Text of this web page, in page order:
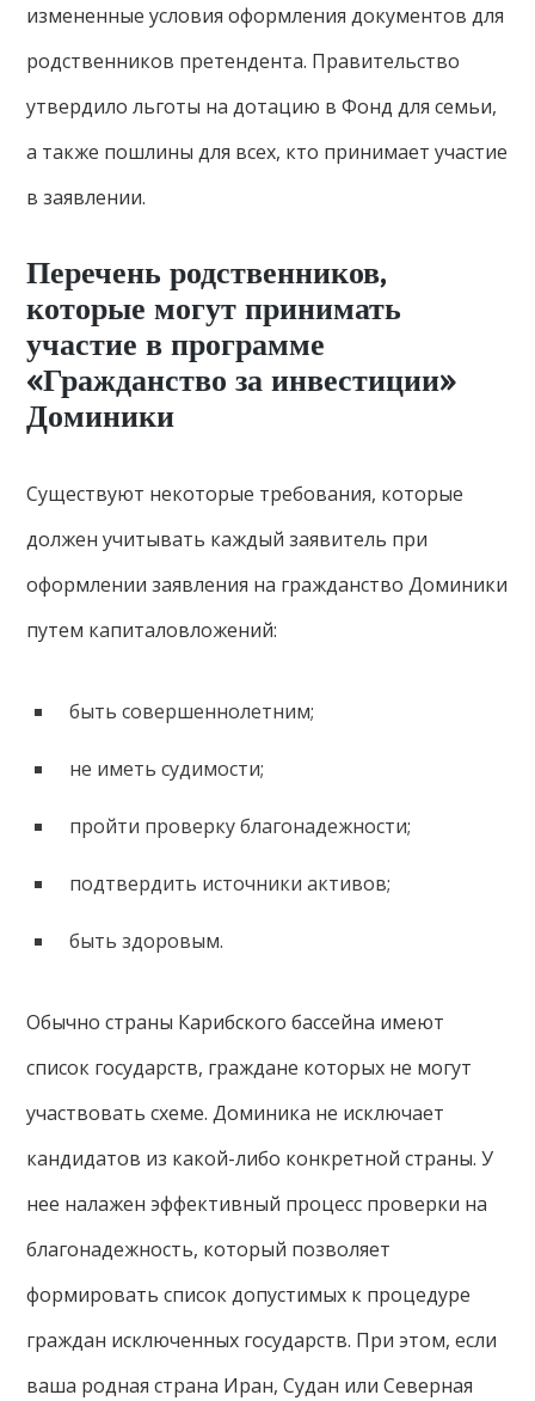
измененные условия оформления документов для
родственников претендента. Правительство
утвердило льготы на дотацию в Фонд для семьи,
а также пошлины для всех, кто принимает участие
в заявлении.
Перечень родственников,
которые могут принимать
участие в программе
«Гражданство за инвестиции»
Доминики
Существуют некоторые требования, которые
должен учитывать каждый заявитель при
оформлении заявления на гражданство Доминики
путем капиталовложений:
быть совершеннолетним;
не иметь судимости;
пройти проверку благонадежности;
подтвердить источники активов;
быть здоровым.
Обычно страны Карибского бассейна имеют
список государств, граждане которых не могут
участвовать схеме. Доминика не исключает
кандидатов из какой-либо конкретной страны. У
нее налажен эффективный процесс проверки на
благонадежность, который позволяет
формировать список допустимых к процедуре
граждан исключенных государств. При этом, если
ваша родная страна Иран, Судан или Северная